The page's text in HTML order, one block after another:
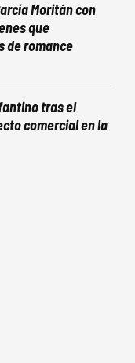
Moritán con
que
de romance
tras el
comercial en la